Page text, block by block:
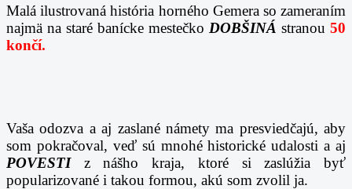
Malá ilustrovaná história horného Gemera so zameraním
najmä na staré banícke mestečko DOBŠINÁ stranou 50
končí.
Vaša odozva a aj zaslané námety ma presviedčajú, aby
som pokračoval, veď sú mnohé historické udalosti a aj
POVESTIz nášho kraja, ktoré si zaslúžia byť
popularizované i takou formou, akú som zvolil ja.